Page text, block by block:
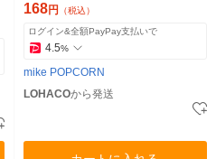
168円 （税込）
ログイン&全額PayPay支払いで
4.5%
mike POPCORN
LOHACOから発送